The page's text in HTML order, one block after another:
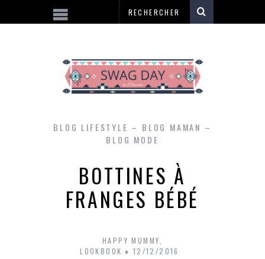
BLOG LIFESTYLE – BLOG MAMAN –
BLOG MODE
BOTTINES À
FRANGES BÉBÉ
HAPPY MUMMY
LOOKBOOK
12/12/2016